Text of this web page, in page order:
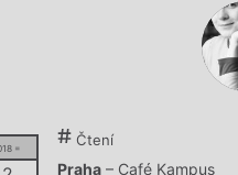
= Čtení
Praha – Café Kampus